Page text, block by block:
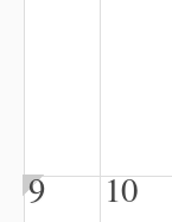
9 10